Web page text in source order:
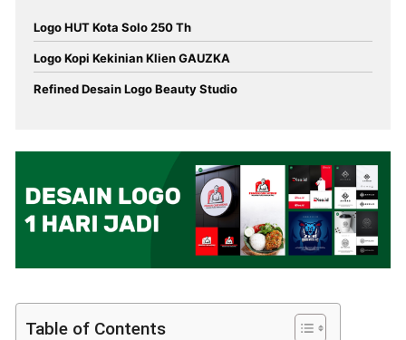
Logo HUT Kota Solo 250 Th
Logo Kopi Kekinian Klien GAUZKA
Refined Desain Logo Beauty Studio
Table of Contents